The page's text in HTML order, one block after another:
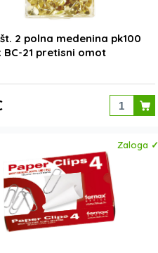
2 polna medenina pk100
BC-21 pretisni omot
Zaloga ✓